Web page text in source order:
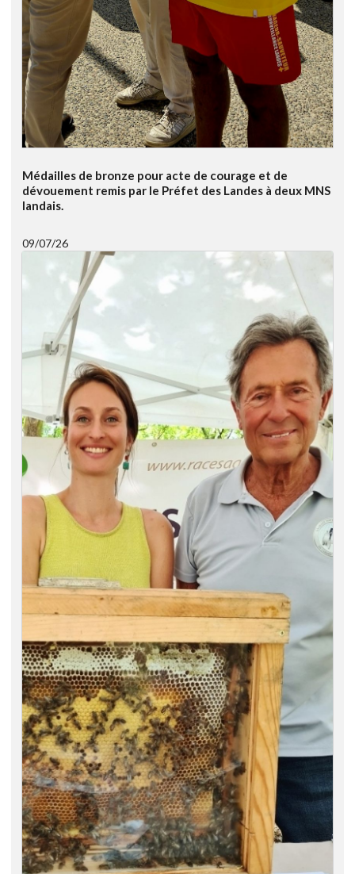
Médailles de bronze pour acte de courage et de
dévouement remis par le Préfet des Landes à deux MNS
landais.
09/07/26